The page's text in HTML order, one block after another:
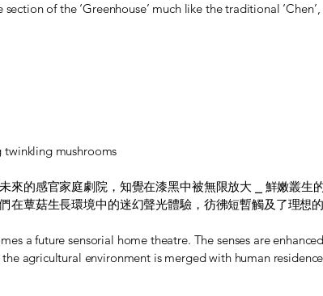
of the ‘Greenhouse’ much like the traditional
twinkling mushrooms
來的感官家庭劇院，知覺在漆黑中被無限放大 ⎯ 鮮嫩叢
在蕈菇生長環境中的迷幻聲光體驗，彷彿短暫觸及了理想的
a future sensorial home theatre. The senses are
agricultural environment is merged with human